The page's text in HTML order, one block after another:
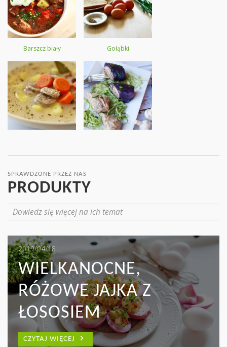
Barszcz biały Gołąbki
SPRAWDZONE PRZEZ NAS
PRODUKTY
Dowiedz się więcej na ich temat
2019/05/16
MIĘSO I KAPUSTA:
WYŚMIENITY DUET, Z
KTÓREGO MOŻNA
WYCZAROWAĆ WIELE
2019/04/18
WIELKANOCNE,
RÓŻOWE JAJKA Z
ŁOSOSIEM
CZYTAJ WIĘCEJ
2019/04/17
MAKARON TAGLIATELLE
Z ZIELONYMI
SZPARAGAMI I SZYNKĄ
PARMEŃSKĄ